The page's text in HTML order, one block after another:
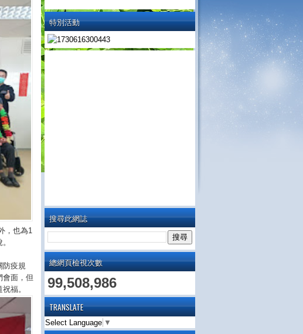
特別活動
搜尋此網誌
總網頁檢視次數
99,508,986
TRANSLATE
Select Language ▼
，也為1
防疫規
會面，但
福。